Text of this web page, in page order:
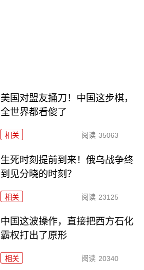
美国对盟友捅刀！中国这步棋，
全世界都看傻了
相关 阅读 35063
生死时刻提前到来！俄乌战争终
到见分晓的时刻？
相关 阅读 23125
中国这波操作，直接把西方石化
霸权打出了原形
相关 阅读 20340